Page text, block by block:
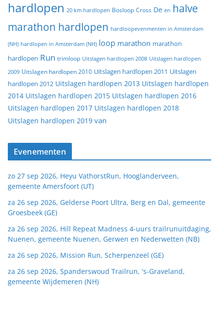
hardlopen 20 km hardlopen Bosloop Cross De en halve
marathon hardlopen hardloopevenmenten in Amsterdam
(NH) hardlopen in Amsterdam (NH) loop marathon marathon
hardlopen Run trimloop Uitslagen hardlopen 2008 Uitslagen hardlopen
2009 Uitslagen hardlopen 2010 Uitslagen hardlopen 2011 Uitslagen
hardlopen 2012 Uitslagen hardlopen 2013 Uitslagen hardlopen
2014 Uitslagen hardlopen 2015 Uitslagen hardlopen 2016
Uitslagen hardlopen 2017 Uitslagen hardlopen 2018
Uitslagen hardlopen 2019 van
Evenementen
zo 27 sep 2026, Heyu VathorstRun, Hooglanderveen,
gemeente Amersfoort (UT)
za 26 sep 2026, Gelderse Poort Ultra, Berg en Dal, gemeente
Groesbeek (GE)
za 26 sep 2026, Hill Repeat Madness 4-uurs trailrunuitdaging,
Nuenen, gemeente Nuenen, Gerwen en Nederwetten (NB)
za 26 sep 2026, Mission Run, Scherpenzeel (GE)
za 26 sep 2026, Spanderswoud Trailrun, 's-Graveland,
gemeente Wijdemeren (NH)